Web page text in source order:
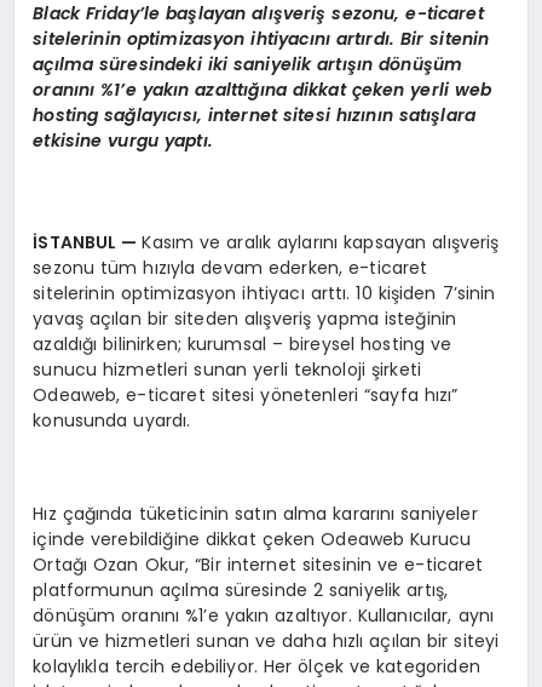
Black Friday’le başlayan alışveriş sezonu, e-ticaret
sitelerinin optimizasyon ihtiyacını artırdı. Bir sitenin
açılma süresindeki iki saniyelik artışın dönüşüm
oranını %1’e yakın azalttığına dikkat çekenyerli web
hosting sağlayıcısı, internet sitesi hızının satışlara
etkisine vurgu yaptı.
İSTANBUL —Kasım ve aralık aylarını kapsayan alışveriş
sezonu tüm hızıyla devam ederken, e-ticaret
sitelerinin optimizasyon ihtiyacı arttı. 10 kişiden 7’sinin
yavaş açılan bir siteden alışveriş yapma isteğinin
azaldığı bilinirken; kurumsal – bireysel hosting ve
sunucu hizmetleri sunan yerli teknoloji şirketi
Odeaweb, e-ticaret sitesi yönetenleri “sayfa hızı”
konusunda uyardı.
Hız çağında tüketicinin satın alma kararını saniyeler
içinde verebildiğine dikkat çeken Odeaweb Kurucu
Ortağı Ozan Okur, “Bir internet sitesinin ve e-ticaret
platformunun açılma süresinde 2 saniyelik artış,
dönüşüm oranını %1’e yakın azaltıyor. Kullanıcılar, aynı
ürün ve hizmetleri sunan ve daha hızlı açılan bir siteyi
kolaylıkla tercih edebiliyor. Her ölçek ve kategoriden